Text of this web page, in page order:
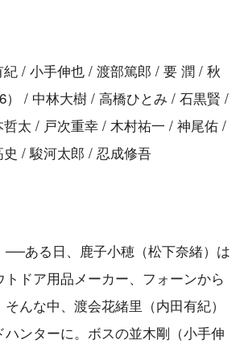
/ 小手伸也 / 渡部篤郎 / 要 潤 / 秋
） / 中林大樹 / 高橋ひとみ / 石黒賢 /
太 / 戸次重幸 / 木村祐一 / 神尾佑 /
/ 駿河太郎 / 忍成修吾
──ある日、鹿子小穂（松下奈緒）は
ドア用品メーカー、フォーンから
んな中、渡会花緒里（内田有紀）
ンターに。ボスの並木剛（小手伸